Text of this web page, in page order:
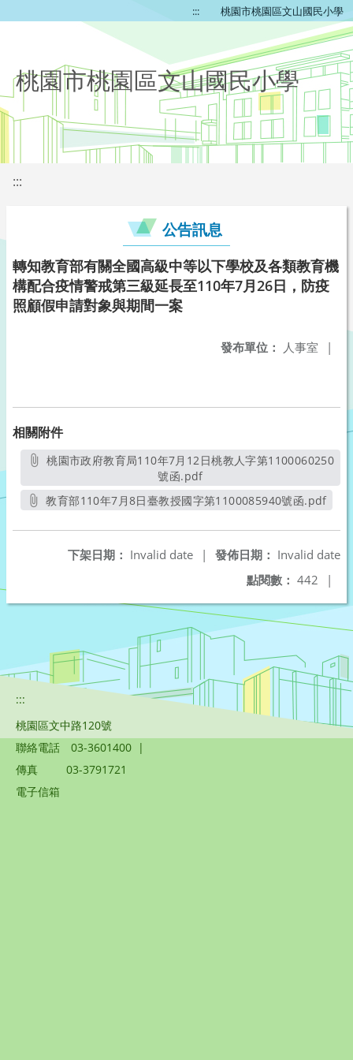
::: 桃園市桃園區文山國民小學
桃園市桃園區文山國民小學
:::
公告訊息
轉知教育部有關全國高級中等以下學校及各類教育機
構配合疫情警戒第三級延長至110年7月26日，防疫
照顧假申請對象與期間一案
發布單位： 人事室 |
相關附件
桃園市政府教育局110年7月12日桃教人字第1100060250
號函.pdf另開新視窗
教育部110年7月8日臺教授國字第1100085940號函.pdf
發佈日期： Invalid date
下架日期： Invalid date
|
點閱數： 442 |
:::
桃園區文中路120號
聯絡電話
03-3601400 |
傳真
03-3791721
電子信箱